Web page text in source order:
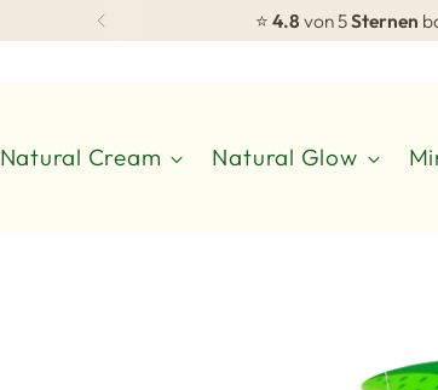
⭐ 4.8 von 5Sternen
Natural Cream Natural Glow